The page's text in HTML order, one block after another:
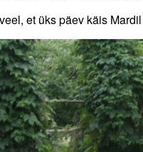
et üks päev käis